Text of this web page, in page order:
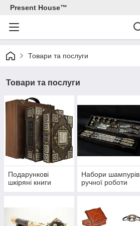
Present House™
Товари та послуги
Товари та послуги
Подарункові
шкіряні книги
Набори шампурів
ручної роботи